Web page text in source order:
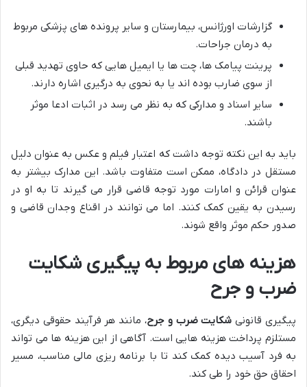
گزارشات اورژانس، بیمارستان و سایر پرونده های پزشکی مربوط
به درمان جراحات.
پرینت پیامک ها، چت ها یا ایمیل هایی که حاوی تهدید قبلی
از سوی ضارب بوده اند یا به نحوی به درگیری اشاره دارند.
سایر اسناد و مدارکی که به نظر می رسد در اثبات ادعا موثر
باشند.
باید به این نکته توجه داشت که اعتبار فیلم و عکس به عنوان دلیل
مستقل در دادگاه، ممکن است متفاوت باشد. این مدارک بیشتر به
عنوان قرائن و امارات مورد توجه قاضی قرار می گیرند تا به او در
رسیدن به یقین کمک کنند. اما می توانند در اقناع وجدان قاضی و
صدور حکم موثر واقع شوند.
هزینه های مربوط به پیگیری شکایت
ضرب و جرح
پیگیری قانونی شکایت ضرب و جرح، مانند هر فرآیند حقوقی دیگری،
مستلزم پرداخت هزینه هایی است. آگاهی از این هزینه ها می تواند
به فرد آسیب دیده کمک کند تا با برنامه ریزی مالی مناسب، مسیر
احقاق حق خود را طی کند.